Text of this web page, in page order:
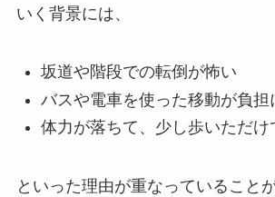
いく背景には、
坂道や階段での転倒が怖い
バスや電車を使った移動が負担
体力が落ちて、少し歩いただけ
といった理由が重なっていること